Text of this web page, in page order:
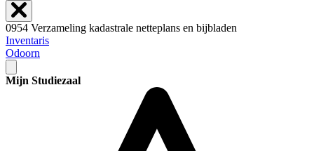
0954 Verzameling kadastrale netteplans en bijbladen
Inventaris
Odoorn
Mijn Studiezaal